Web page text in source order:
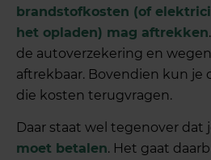
brandstofkosten (of
het opladen) mag aftrekken
de autoverzekering en
aftrekbaar. Bovendien kun je
die kosten terugvragen.
Daar staat wel tegenover dat
moet betalen. Het gaat